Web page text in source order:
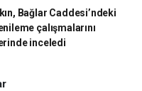
Bağlar Caddesi’ndeki
çalışmalarını
inceledi